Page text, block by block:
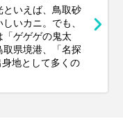
といえば、鳥取砂
しいカニ。でも、
「ゲゲゲの鬼太
取県境港、「名探
地として多くの